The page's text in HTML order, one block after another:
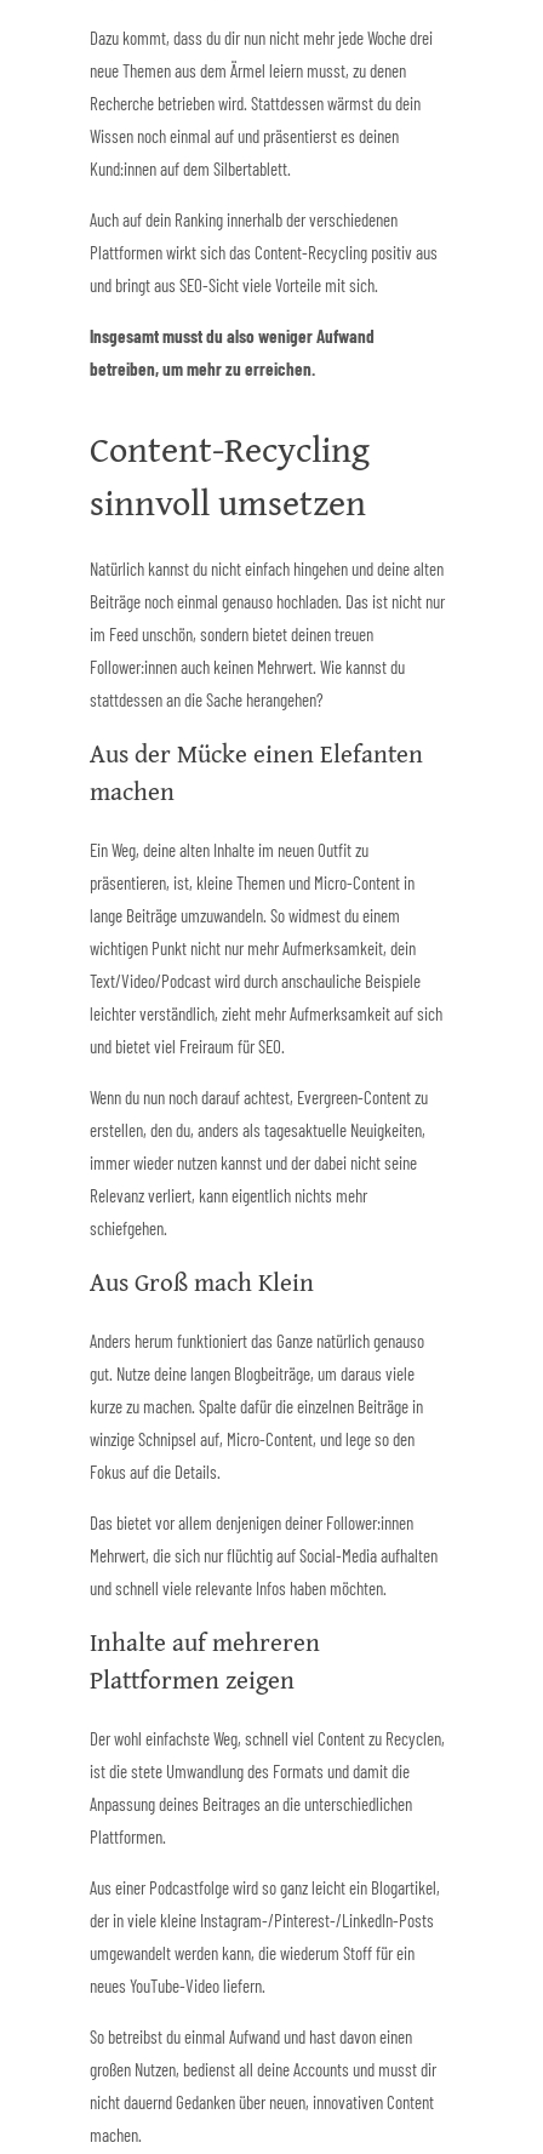
Dazu kommt, dass du dir nun nicht mehr jede Woche drei
neue Themen aus dem Ärmel leiern musst, zu denen
Recherche betrieben wird. Stattdessen wärmst du dein
Wissen noch einmal auf und präsentierst es deinen
Kund:innen auf dem Silbertablett.
Auch auf dein Ranking innerhalb der verschiedenen
Plattformen wirkt sich das Content-Recycling positiv aus
und bringt aus SEO-Sicht viele Vorteile mit sich.
Insgesamt musst du also weniger Aufwand
betreiben, um mehr zu erreichen.
Content-Recycling
sinnvoll umsetzen
Natürlich kannst du nicht einfach hingehen und deine alten
Beiträge noch einmal genauso hochladen. Das ist nicht nur
im Feed unschön, sondern bietet deinen treuen
Follower:innen auch keinen Mehrwert. Wie kannst du
stattdessen an die Sache herangehen?
Aus der Mücke einen Elefanten
machen
Ein Weg, deine alten Inhalte im neuen Outfit zu
präsentieren, ist, kleine Themen und Micro-Content in
lange Beiträge umzuwandeln. So widmest du einem
wichtigen Punkt nicht nur mehr Aufmerksamkeit, dein
Text/Video/Podcast wird durch anschauliche Beispiele
leichter verständlich, zieht mehr Aufmerksamkeit auf sich
und bietet viel Freiraum für SEO.
Wenn du nun noch darauf achtest, Evergreen-Content zu
erstellen, den du, anders als tagesaktuelle Neuigkeiten,
immer wieder nutzen kannst und der dabei nicht seine
Relevanz verliert, kann eigentlich nichts mehr
schiefgehen.
Aus Groß mach Klein
Anders herum funktioniert das Ganze natürlich genauso
gut. Nutze deine langen Blogbeiträge, um daraus viele
kurze zu machen. Spalte dafür die einzelnen Beiträge in
winzige Schnipsel auf, Micro-Content, und lege so den
Fokus auf die Details.
Das bietet vor allem denjenigen deiner Follower:innen
Mehrwert, die sich nur flüchtig auf Social-Media aufhalten
und schnell viele relevante Infos haben möchten.
Inhalte auf mehreren
Plattformen zeigen
Der wohl einfachste Weg, schnell viel Content zu Recyclen,
ist die stete Umwandlung des Formats und damit die
Anpassung deines Beitrages an die unterschiedlichen
Plattformen.
Aus einer Podcastfolge wird so ganz leicht ein Blogartikel,
der in viele kleine Instagram-/Pinterest-/LinkedIn-Posts
umgewandelt werden kann, die wiederum Stoff für ein
neues YouTube-Video liefern.
So betreibst du einmal Aufwand und hast davon einen
großen Nutzen, bedienst all deine Accounts und musst dir
nicht dauernd Gedanken über neuen, innovativen Content
machen.